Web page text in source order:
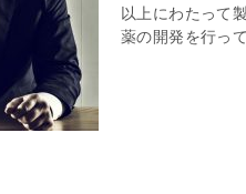
以上にわたって
薬の開発を行っ